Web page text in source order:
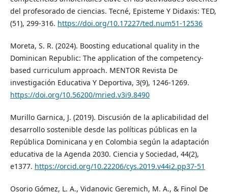
del profesorado de ciencias. Tecné, Episteme Y Didaxis: TED,
(51), 299-316. https://doi.org/10.17227/ted.num51-12536
Moreta, S. R. (2024). Boosting educational quality in the
Dominican Republic: The application of the competency-
based curriculum approach. MENTOR Revista De
investigación Educativa Y Deportiva, 3(9), 1246-1269.
https://doi.org/10.56200/mried.v3i9.8490
Murillo Garnica, J. (2019). Discusión de la aplicabilidad del
desarrollo sostenible desde las políticas públicas en la
República Dominicana y en Colombia según la adaptación
educativa de la Agenda 2030. Ciencia y Sociedad, 44(2),
e1377. https://orcid.org/10.22206/cys.2019.v44i2.pp37-51
Osorio Gómez, L. A., Vidanovic Geremich, M. A., & Finol De